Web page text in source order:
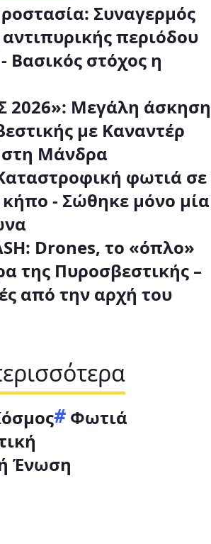
Συναγερμός
περιόδου
Βασικός στόχος η
2026»: Μεγάλη άσκηση
με Καναντέρ
Μάνδρα
φωτιά σε
- Σώθηκε μόνο μία
Drones, το «όπλο»
της Πυροσβεστικής –
από την αρχή του
Φωτιά
Ένωση